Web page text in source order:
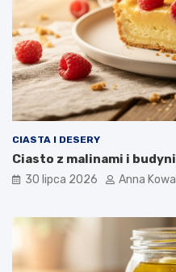
CIASTA I DESERY
Ciasto z malinami i
30 lipca 2026 Anna